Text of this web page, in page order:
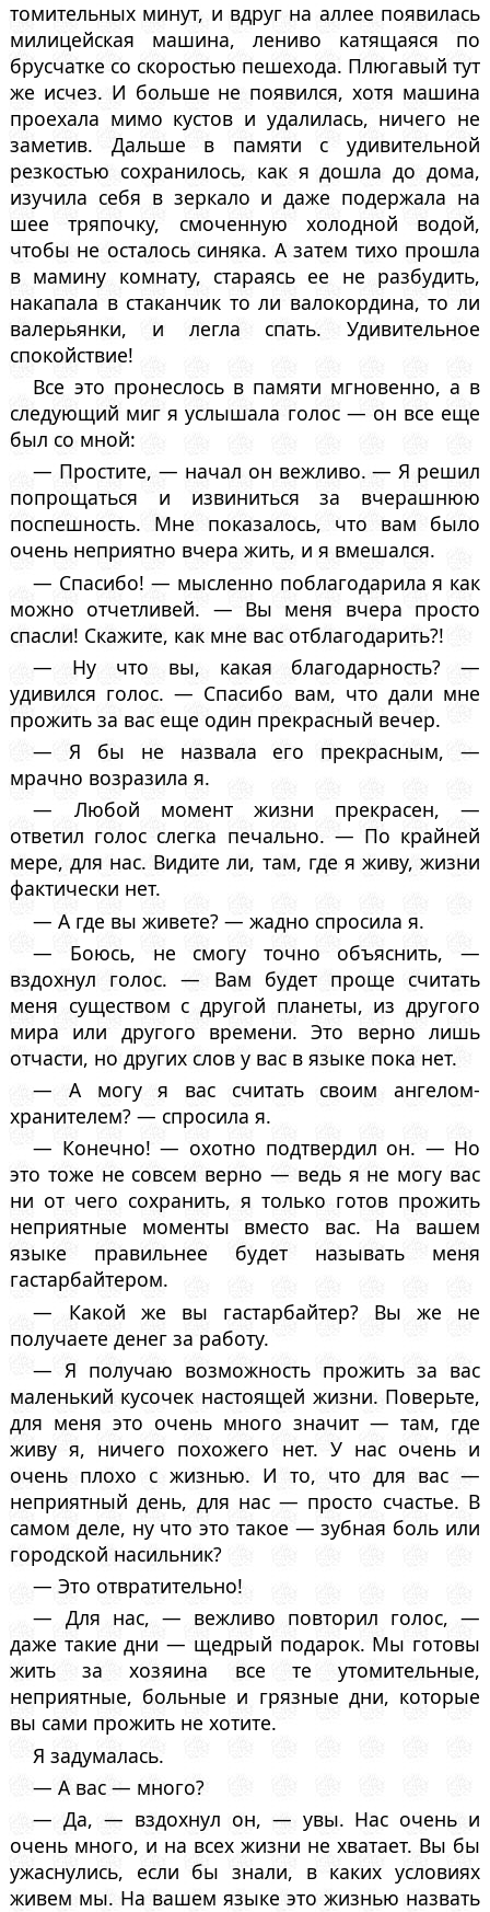
томительных минут, и вдруг на аллее появилась
милицейская машина, лениво катящаяся по
брусчатке со скоростью пешехода. Плюгавый тут
же исчез. И больше не появился, хотя машина
проехала мимо кустов и удалилась, ничего не
заметив. Дальше в памяти с удивительной
резкостью сохранилось, как я дошла до дома,
изучила себя в зеркало и даже подержала на
шее тряпочку, смоченную холодной водой,
чтобы не осталось синяка. А затем тихо прошла
в мамину комнату, стараясь ее не разбудить,
накапала в стаканчик то ли валокордина, то ли
валерьянки, и легла спать. Удивительное
спокойствие!
Все это пронеслось в памяти мгновенно, а в
следующий миг я услышала голос — он все еще
был со мной:
— Простите, — начал он вежливо. — Я решил
попрощаться и извиниться за вчерашнюю
поспешность. Мне показалось, что вам было
очень неприятно вчера жить, и я вмешался.
— Спасибо! — мысленно поблагодарила я как
можно отчетливей. — Вы меня вчера просто
спасли! Скажите, как мне вас отблагодарить?!
— Ну что вы, какая благодарность? —
удивился голос. — Спасибо вам, что дали мне
прожить за вас еще один прекрасный вечер.
— Я бы не назвала его прекрасным, —
мрачно возразила я.
— Любой момент жизни прекрасен, —
ответил голос слегка печально. — По крайней
мере, для нас. Видите ли, там, где я живу, жизни
фактически нет.
— А где вы живете? — жадно спросила я.
— Боюсь, не смогу точно объяснить, —
вздохнул голос. — Вам будет проще считать
меня существом с другой планеты, из другого
мира или другого времени. Это верно лишь
отчасти, но других слов у вас в языке пока нет.
— А могу я вас считать своим ангелом-
хранителем? — спросила я.
— Конечно! — охотно подтвердил он. — Но
это тоже не совсем верно — ведь я не могу вас
ни от чего сохранить, я только готов прожить
неприятные моменты вместо вас. На вашем
языке правильнее будет называть меня
гастарбайтером.
— Какой же вы гастарбайтер? Вы же не
получаете денег за работу.
— Я получаю возможность прожить за вас
маленький кусочек настоящей жизни. Поверьте,
для меня это очень много значит — там, где
живу я, ничего похожего нет. У нас очень и
очень плохо с жизнью. И то, что для вас —
неприятный день, для нас — просто счастье. В
самом деле, ну что это такое — зубная боль или
городской насильник?
— Это отвратительно!
— Для нас, — вежливо повторил голос, —
даже такие дни — щедрый подарок. Мы готовы
жить за хозяина все те утомительные,
неприятные, больные и грязные дни, которые
вы сами прожить не хотите.
Я задумалась.
— А вас — много?
— Да, — вздохнул он, — увы. Нас очень и
очень много, и на всех жизни не хватает. Вы бы
ужаснулись, если бы знали, в каких условиях
живем мы. На вашем языке это жизнью назвать